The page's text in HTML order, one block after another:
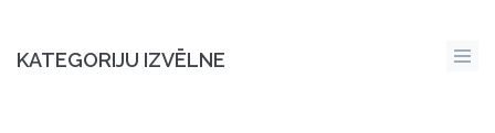
KATEGORIJU IZVĒLNE